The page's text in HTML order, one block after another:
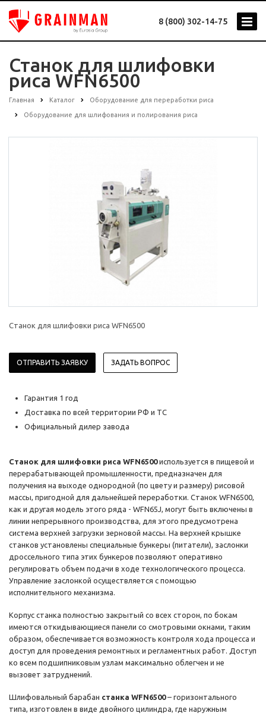
8 (800) 302-14-75
Станок для шлифовки
риса WFN6500
Главная Каталог Оборудование для переработки риса
Оборудование для шлифования и полирования риса
Станок для шлифовки риса WFN6500
ОТПРАВИТЬ ЗАЯВКУ ЗАДАТЬ ВОПРОС
Гарантия 1 год
Доставка по всей территории РФ и ТС
Официальный дилер завода
Станок для шлифовки риса WFN6500используется в пищевой и
перерабатывающей промышленности, предназначен для
получения на выходе однородной (по цвету и размеру) рисовой
массы, пригодной для дальнейшей переработки. Станок WFN6500,
как и другая модель этого ряда - WFN65J, могут быть включены в
линии непрерывного производства, для этого предусмотрена
система верхней загрузки зерновой массы. На верхней крышке
станков установлены специальные бункеры (питатели), заслонки
дроссельного типа этих бункеров позволяют оперативно
регулировать объем подачи в ходе технологического процесса.
Управление заслонкой осуществляется с помощью
исполнительного механизма.
Корпус станка полностью закрытый со всех сторон, по бокам
имеются откидывающиеся панели со смотровыми окнами, таким
образом, обеспечивается возможность контроля хода процесса и
доступ для проведения ремонтных и регламентных работ. Доступ
ко всем подшипниковым узлам максимально облегчен и не
вызовет затруднений.
Шлифовальный барабан станка WFN6500– горизонтального
типа, изготовлен в виде двойного цилиндра, где наружным